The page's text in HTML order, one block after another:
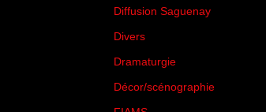
Diffusion Saguenay
Divers
Dramaturgie
Décor/scénographie